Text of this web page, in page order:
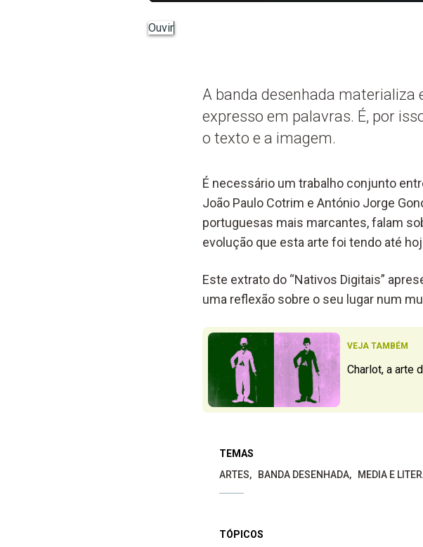
Ouvir
A banda desenhada
expresso em palavras. É, por
o texto e a imagem.
É necessário um trabalho conjunto
João Paulo Cotrim e António Jorge
portuguesas mais marcantes, falam
evolução que esta arte foi tendo até
Este extrato do “Nativos Digitais”
uma reflexão sobre o seu lugar num
VEJA TAMBÉM
Charlot, a arte
TEMAS
ARTES
BANDA DESENHADA MEDIA E
TÓPICOS